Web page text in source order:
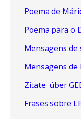
Poema de
Poema para o
Mensagens
Mensagens de
Zitate über
Frases sobre